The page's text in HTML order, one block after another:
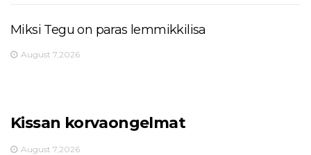
Miksi Tegu on paras lemmikkilisa
August 7,2026
Kissan korvaongelmat
August 7,2026